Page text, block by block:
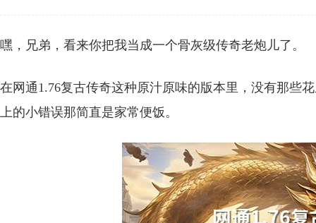
嘿，兄弟，看来你把我当成一个骨灰级传奇老炮儿了。
在网通1.76复古传奇这种原汁原味的版本里，没有那些
上的小错误那简直是家常便饭。